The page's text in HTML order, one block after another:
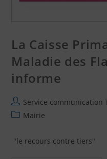
La Caisse
Maladie des
informe
Service communication
Mairie
"le recours contre tiers"